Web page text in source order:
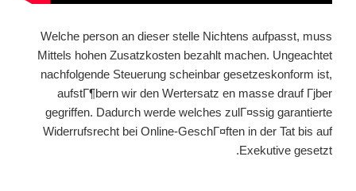
Welche person an dieser stelle Nichtens aufpasst, muss
Mittels hohen Zusatzkosten bezahlt machen. Ungeachtet
nachfolgende Steuerung scheinbar gesetzeskonform ist,
aufstГ¶bern wir den Wertersatz en masse drauf Гјber
gegriffen. Dadurch werde welches zulГ¤ssig garantierte
Widerrufsrecht bei Online-GeschГ¤ften in der Tat bis auf
Exekutive gesetzt.